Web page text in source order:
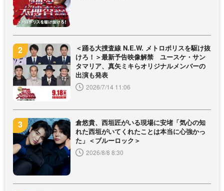
＜踊る大捜査線 N.E.W. メトロポリスを駆け抜
けろ！＞最新予告映像解禁 ユースケ・サン
タマリア、真矢ミキらオリジナルメンバーの
出演も発表
2026/7/14 11:06
倉悠貴、西垣匠がいる現場に安堵「気心の知
れた西垣がいてくれたことは本当に心強かっ
た」＜ブルーロック＞
2026/8/8 8:30